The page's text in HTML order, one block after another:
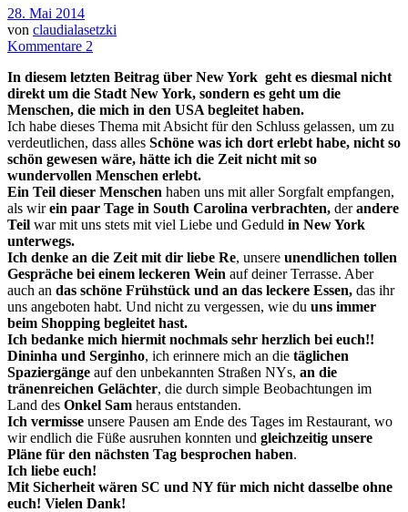
28. Mai 2014
von claudialasetzki
Kommentare 2
In diesem letzten Beitrag über New York geht es diesmal nicht
direkt um die Stadt New York, sondern es geht um die
Menschen, die mich in den USA begleitet haben.
Ich habe dieses Thema mit Absicht für den Schluss gelassen, um zu
verdeutlichen, dass alles Schöne was ich dort erlebt habe, nicht so
schön gewesen wäre, hätte ich die Zeit nicht mit so
wundervollen Menschen erlebt.
Ein Teil dieser Menschen haben uns mit aller Sorgfalt empfangen,
als wirein paar Tage in South Carolina verbrachten, derandere
Teil war mit uns stets mit viel Liebe und Geduld in New York
unterwegs.
Ich denke an die Zeit mit dir liebe Re, unsere unendlichen tollen
Gespräche bei einem leckeren Wein auf deiner Terrasse. Aber
auch an das schöne Frühstück und an das leckere Essen, das ihr
uns angeboten habt. Und nicht zu vergessen, wie du uns immer
beim Shopping begleitet hast.
Ich bedanke mich hiermit nochmals sehr herzlich bei euch!!
Dininha und Serginho, ich erinnere mich an die täglichen
Spaziergänge auf den unbekannten Straßen NYs, an die
tränenreichen Gelächter, die durch simple Beobachtungen im
Land des Onkel Sam heraus entstanden.
Ich vermisse unsere Pausen am Ende des Tages im Restaurant, wo
wir endlich die Füße ausruhen konnten und gleichzeitig unsere
Pläne für den nächsten Tag besprochen haben.
Ich liebe euch!
Mit Sicherheit wären SC und NY für mich nicht dasselbe ohne
euch! Vielen Dank!